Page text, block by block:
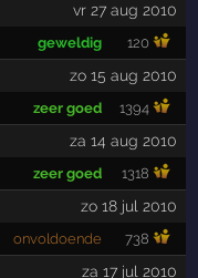
vr 27 aug 2010
geweldig 120
zo 15 aug 2010
zeer goed 1394
za 14 aug 2010
zeer goed 1318
zo 18 jul 2010
onvoldoende 738
za 17 jul 2010